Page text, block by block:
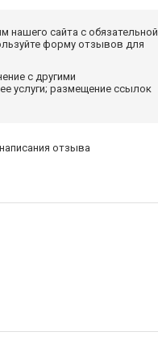
нашего сайта с обязательной
форму отзывов для
с другими
услуги; размещение ссылок
отзыва